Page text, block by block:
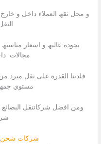
و محل ثقھ العملاء داخل و
بجوده عالیھ و اسعار
مجالات
فلدينا القدرة على نقل مبرد
مستوي
ومن افضل شركاتنقل
شركات شحن